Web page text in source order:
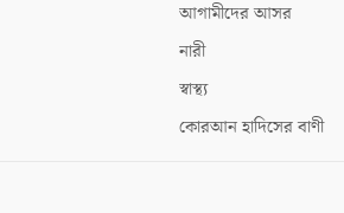
আগামীদের আসর
নারী
স্বাস্থ্য
কোরআন হাদিসের বাণী